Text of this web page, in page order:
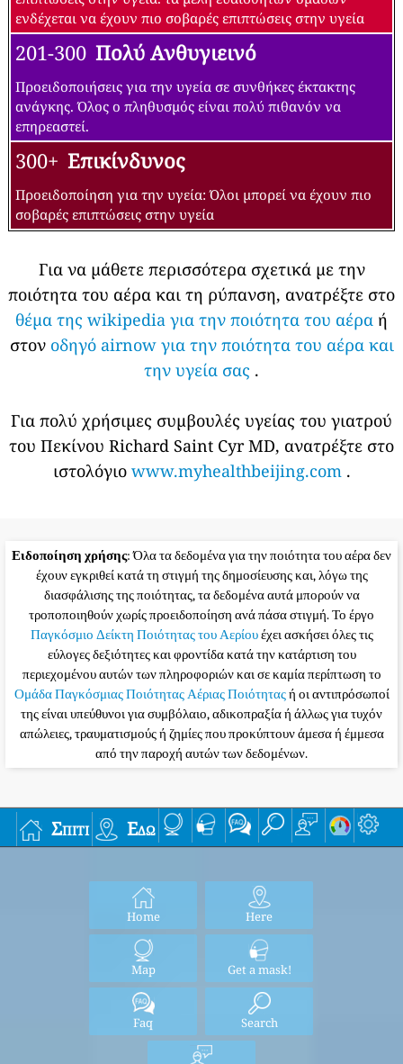
ενδέχεται να έχουν πιο σοβαρές επιπτώσεις στην υγεία
201-300 Πολύ Ανθυγιεινό
Προειδοποιήσεις για την υγεία σε συνθήκες έκτακτης
ανάγκης. Όλος ο πληθυσμός είναι πολύ πιθανόν να
επηρεαστεί.
300+ Επικίνδυνος
Προειδοποίηση για την υγεία: Όλοι μπορεί να έχουν πιο
σοβαρές επιπτώσεις στην υγεία
Για να μάθετε περισσότερα σχετικά με την
ποιότητα του αέρα και τη ρύπανση, ανατρέξτε στο
θέμα της wikipedia για την ποιότητα του αέρα ή
στον οδηγό airnow για την ποιότητα του αέρα και
την υγεία σας .
Για πολύ χρήσιμες συμβουλές υγείας του γιατρού
του Πεκίνου Richard Saint Cyr MD, ανατρέξτε στο
ιστολόγιο www.myhealthbeijing.com.
Ειδοποίηση χρήσης: Όλα τα δεδομένα για την ποιότητα του αέρα δεν
έχουν εγκριθεί κατά τη στιγμή της δημοσίευσης και, λόγω της
διασφάλισης της ποιότητας, τα δεδομένα αυτά μπορούν να
τροποποιηθούν χωρίς προειδοποίηση ανά πάσα στιγμή. Το έργο
Παγκόσμιο Δείκτη Ποιότητας του Αερίουέχει ασκήσει όλες τις
εύλογες δεξιότητες και φροντίδα κατά την κατάρτιση του
περιεχομένου αυτών των πληροφοριών και σε καμία περίπτωση το
Ομάδα Παγκόσμιας Ποιότητας Αέριας Ποιότηταςή οι αντιπρόσωποί
της είναι υπεύθυνοι για συμβόλαιο, αδικοπραξία ή άλλως για τυχόν
απώλειες, τραυματισμούς ή ζημίες που προκύπτουν άμεσα ή έμμεσα
από την παροχή αυτών των δεδομένων.
Σπίτι Εδώ
Home Here
Map Get a mask!
Faq Search